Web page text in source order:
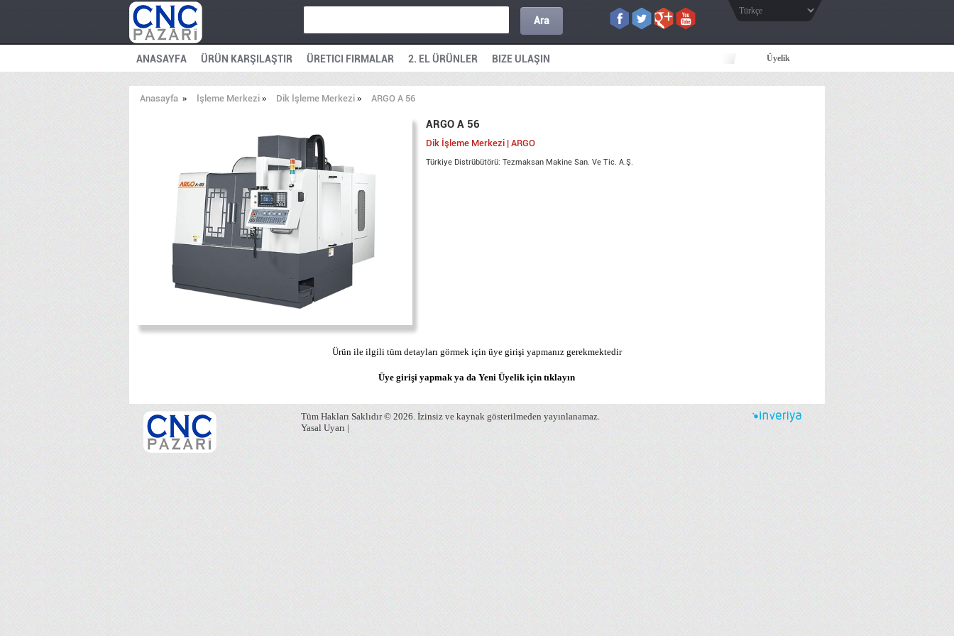
Ara
Türkçe
ANASAYFA ÜRÜN KARŞILAŞTIR ÜRETICI FIRMALAR 2. EL ÜRÜNLER BIZE ULAŞIN Üyelik
Anasayfa» İşleme Merkezi» Dik İşleme Merkezi» ARGO A 56
ARGO A 56
Dik İşleme Merkezi | ARGO
Türkiye Distrübütörü: Tezmaksan Makine San. Ve Tic. A.Ş.
Ürün ile ilgili tüm detayları görmek için üye girişi yapmanız gerekmektedir
Üye girişi yapmak ya da Yeni Üyelik içintıklayın
Tüm Hakları Saklıdır © 2026. İzinsiz ve kaynak gösterilmeden yayınlanamaz.
Yasal Uyarı|